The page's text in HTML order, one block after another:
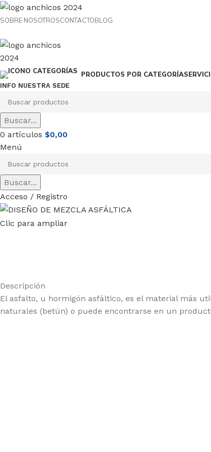
SOBRE NOSOTROSCONTACTOBLOG
PRODUCTOS POR CATEGORÍA
INFO NUESTRA SEDE
Buscar...
0 artículos $0,00
Menú
Buscar...
Acceso / Registro
Clic para ampliar
Descripción
El asfalto, u hormigón asfáltico, es el material más
naturales (betún) o puede encontrarse en un